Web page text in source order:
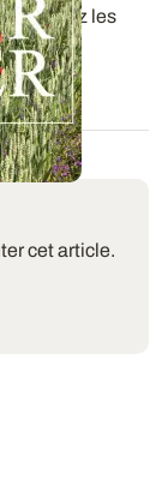
retrouvez les
cet article.